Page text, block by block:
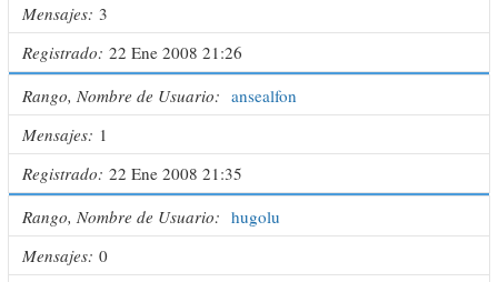
Mensajes 3
Registrado 22 Ene 2008 21:26
Rango, Nombre de Usuario
ansealfon
Mensajes 1
Registrado 22 Ene 2008 21:35
Rango, Nombre de Usuario
hugolu
Mensajes 0